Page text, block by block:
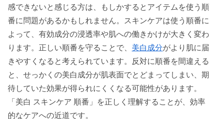
感できないと感じる方は、もしかするとアイテムを使う順
番に問題があるかもしれません。スキンケアは使う順番に
よって、有効成分の浸透率や肌への働きかけが大きく変わ
ります。正しい順番を守ることで、 美白成分がより肌に届
きやすくなると考えられています。反対に順番を間違える
と、せっかくの美白成分が肌表面でとどまってしまい、期
待していた効果が得られにくくなる可能性があります。
「美白 スキンケア 順番」を正しく理解することが、効率
的なケアへの近道です。